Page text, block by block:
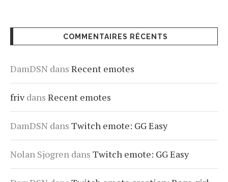
COMMENTAIRES RÉCENTS
DamDSN dans Recent emotes
frivdans Recent emotes
DamDSN dans Twitch emote: GG Easy
Nolan Sjogren dans Twitch emote: GG Easy